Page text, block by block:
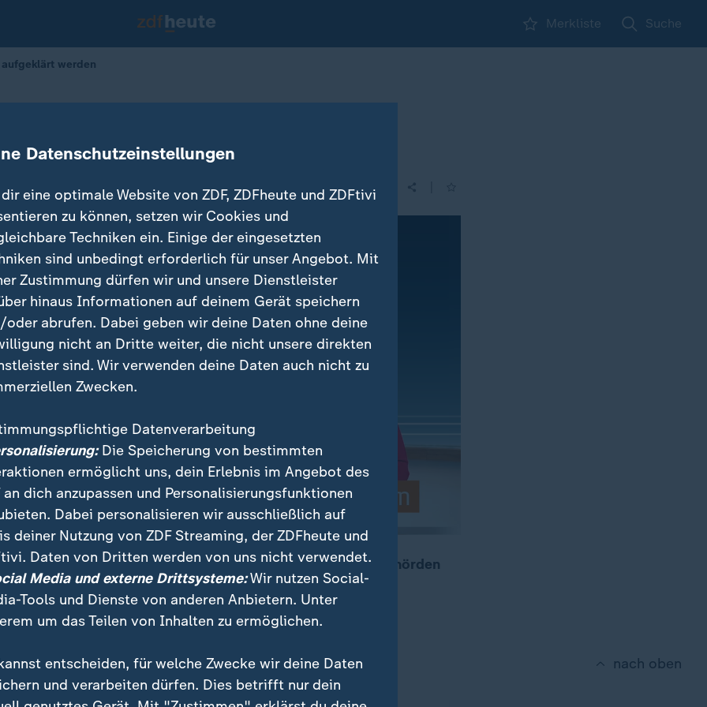
Merkliste Suche
werden
werden
Wochenende am Flughafen München wollen die Behörden
Panne bei einer Sicherheitskontrolle aufklären.
nach oben
Datenschutzeinstellungen
eine optimale Website von ZDF, ZDFheute und ZDFtivi
zu können, setzen wir Cookies und
Techniken ein. Einige der eingesetzten
sind unbedingt erforderlich für unser Angebot. Mit
Zustimmung dürfen wir und unsere Dienstleister
hinaus Informationen auf deinem Gerät speichern
oder abrufen. Dabei geben wir deine Daten ohne deine
nicht an Dritte weiter, die nicht unsere direkten
sind. Wir verwenden deine Daten auch nicht zu
Zwecken.
Datenverarbeitung
Die Speicherung von bestimmten
ermöglicht uns, dein Erlebnis im Angebot des
an dich anzupassen und Personalisierungsfunktionen
Dabei personalisieren wir ausschließlich auf
deiner Nutzung von ZDF Streaming, der ZDFheute und
Daten von Dritten werden von uns nicht verwendet.
Media und externe Drittsysteme:Wir nutzen Social-
Tools und Dienste von anderen Anbietern. Unter
um das Teilen von Inhalten zu ermöglichen.
entscheiden, für welche Zwecke wir deine Daten
und verarbeiten dürfen. Dies betrifft nur dein